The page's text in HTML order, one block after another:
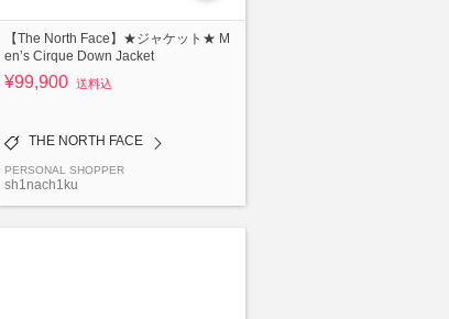
【The North Face】★ジャケット★ M
en’s Cirque Down Jacket
¥99,900 送料込
THE NORTH FACE
PERSONAL SHOPPER
sh1nach1ku